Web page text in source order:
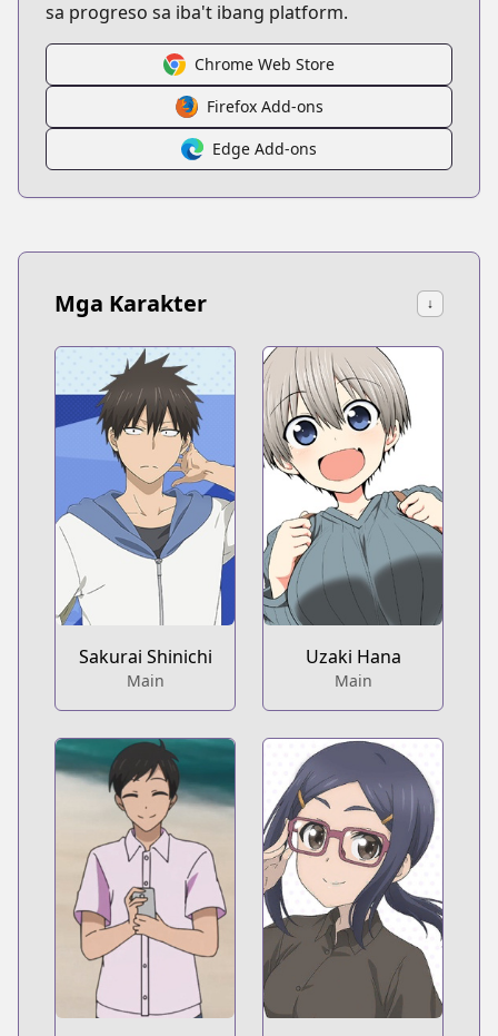
sa progreso sa iba't ibang platform.
Chrome Web Store
Firefox Add-ons
Edge Add-ons
Mga Karakter ↓
Sakurai Shinichi
Main
Uzaki Hana
Main